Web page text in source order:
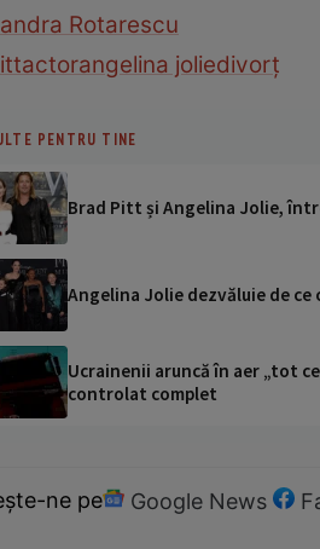
Rotarescu
actorangelina joliedivorț
PENTRU TINE
Brad Pitt și Angelina Jolie,
Angelina Jolie dezvăluie de ce
Ucrainenii aruncă în aer „tot
controlat complet
ne pe Google News